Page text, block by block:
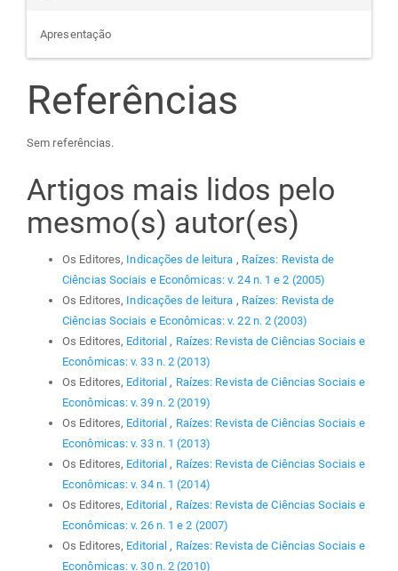
Apresentação
Referências
Sem referências.
Artigos mais lidos pelo
mesmo(s) autor(es)
Os Editores, Indicações de leitura , Raízes: Revista de
Ciências Sociais e Econômicas: v. 24 n. 1 e 2 (2005)
Os Editores, Indicações de leitura , Raízes: Revista de
Ciências Sociais e Econômicas: v. 22 n. 2 (2003)
Os Editores, Editorial, Raízes: Revista de Ciências Sociais e
Econômicas: v. 33 n. 2 (2013)
Os Editores, Editorial, Raízes: Revista de Ciências Sociais e
Econômicas: v. 39 n. 2 (2019)
Os Editores, Editorial, Raízes: Revista de Ciências Sociais e
Econômicas: v. 33 n. 1 (2013)
Os Editores, Editorial, Raízes: Revista de Ciências Sociais e
Econômicas: v. 34 n. 1 (2014)
Os Editores, Editorial, Raízes: Revista de Ciências Sociais e
Econômicas: v. 26 n. 1 e 2 (2007)
Os Editores, Editorial, Raízes: Revista de Ciências Sociais e
Econômicas: v. 30 n. 2 (2010)